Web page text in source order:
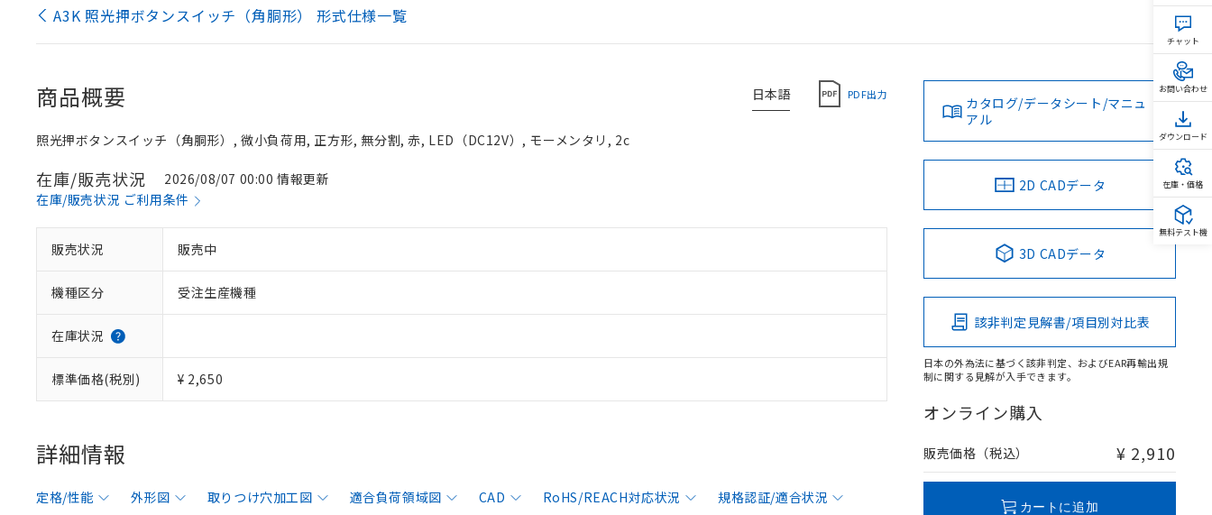
A3K 照光押ボタンスイッチ（角胴形） 形式仕様一覧
日本語 PDF出力
商品概要
照光押ボタンスイッチ（角胴形）, 微小負荷用, 正方形, 無分割, 赤, LED（DC12V）, モーメンタリ, 2c
在庫/販売状況
2026/08/07 00:00 情報更新
在庫/販売状況 ご利用条件
販売状況 販売中
機種区分 受注生産機種
在庫状況
標準価格(税別) ¥ 2,650
詳細情報
定格/性能 外形図 取りつけ穴加工図 適合負荷領域図 CAD RoHS/REACH対応状況 規格認証/適合状況
カタログ/データシート/マニュ
アル
2D CADデータ
3D CADデータ
該非判定見解書/項目別対比表
日本の外為法に基づく該非判定、およびEAR再輸出規
制に関する見解が入手できます。
オンライン購入
販売価格（税込） ¥ 2,910
カートに追加
チャット
お問い合わせ
ダウンロード
在庫・価格
無料テスト機